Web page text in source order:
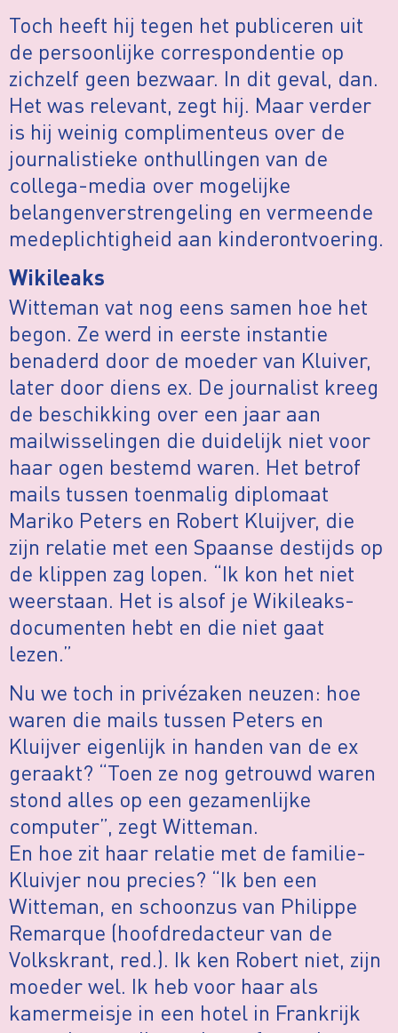
Toch heeft hij tegen het publiceren uit
de persoonlijke correspondentie op
zichzelf geen bezwaar. In dit geval, dan.
Het was relevant, zegt hij. Maar verder
is hij weinig complimenteus over de
journalistieke onthullingen van de
collega-media over mogelijke
belangenverstrengeling en vermeende
medeplichtigheid aan kinderontvoering.
Wikileaks
Witteman vat nog eens samen hoe het
begon. Ze werd in eerste instantie
benaderd door de moeder van Kluiver,
later door diens ex. De journalist kreeg
de beschikking over een jaar aan
mailwisselingen die duidelijk niet voor
haar ogen bestemd waren. Het betrof
mails tussen toenmalig diplomaat
Mariko Peters en Robert Kluijver, die
zijn relatie met een Spaanse destijds op
de klippen zag lopen. “Ik kon het niet
weerstaan. Het is alsof je Wikileaks-
documenten hebt en die niet gaat
lezen.”
Nu we toch in privézaken neuzen: hoe
waren die mails tussen Peters en
Kluijver eigenlijk in handen van de ex
geraakt? “Toen ze nog getrouwd waren
stond alles op een gezamenlijke
computer”, zegt Witteman.
En hoe zit haar relatie met de familie-
Kluivjer nou precies? “Ik ben een
Witteman, en schoonzus van Philippe
Remarque (hoofdredacteur van de
Volkskrant, red.). Ik ken Robert niet, zijn
moeder wel. Ik heb voor haar als
kamermeisje in een hotel in Frankrijk